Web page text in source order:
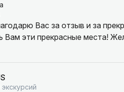
Вас за отзыв и за
Вам эти прекрасные места!